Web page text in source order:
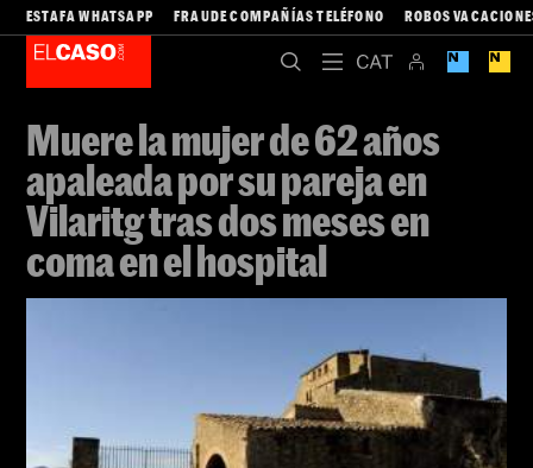
ESTAFA WHATSAPP FRAUDE COMPAÑÍAS TELÉFONO ROBOS
Muere la mujer de 62 años
apaleada por su pareja en
Vilaritg tras dos meses en
coma en el hospital